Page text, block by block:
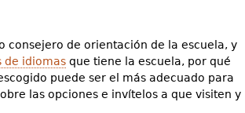
consejero de orientación de la escuela, y
de idiomas que tiene la escuela, por qué
puede ser el más adecuado para
las opciones e invítelos a que visiten y